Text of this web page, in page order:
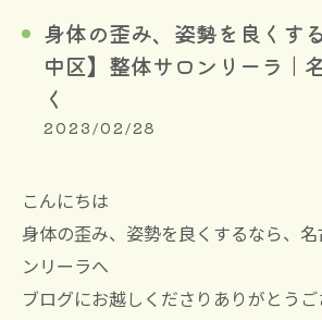
身体の歪み、姿勢を良くす
中区】整体サロンリーラ｜
く
2023/02/28
こんにちは
身体の歪み、姿勢を良くするなら、
ンリーラへ
ブログにお越しくださりありがとうご